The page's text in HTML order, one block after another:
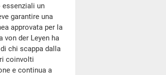
un
garantire una
approvata per la
von der Leyen ha
chi scappa dalla
coinvolti
e continua a